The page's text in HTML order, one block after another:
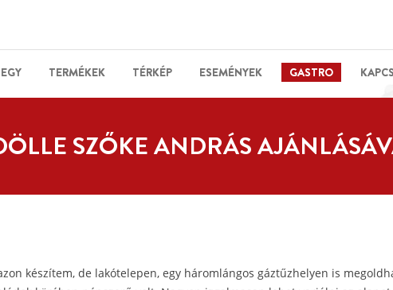
TERMÉKEK TÉRKÉP ESEMÉNYEK GASTRO
SZŐKE ANDRÁS
készítem, de lakótelepen, egy háromlángos gáztűzhelyen is